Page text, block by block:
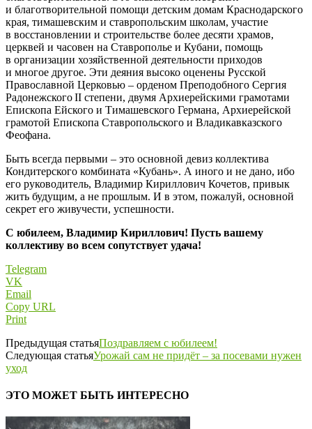
и благотворительной помощи детским домам Краснодарского
края, тимашевским и ставропольским школам, участие
в восстановлении и строительстве более десяти храмов,
церквей и часовен на Ставрополье и Кубани, помощь
в организации хозяйственной деятельности приходов
и многое другое. Эти деяния высоко оценены Русской
Православной Церковью – ​орденом Преподобного Сергия
Радонежского II степени, двумя Архиерейскими грамотами
Епископа Ейского и Тимашевского Германа, Архиерейской
грамотой Епископа Ставропольского и Владикавказского
Феофана.
Быть всегда первыми – ​это основной девиз коллектива
Кондитерского комбината «Кубань». А иного и не дано, ибо
его руководитель, Владимир Кириллович Кочетов, привык
жить будущим, а не прошлым. И в этом, пожалуй, основной
секрет его живучести, успешности.
С юбилеем, Владимир Кириллович! Пусть вашему
коллективу во всем сопутствует удача!
Telegram
VK
Email
Copy URL
Print
Предыдущая статьяПоздравляем с юбилеем!
Следующая статьяУрожай сам не придёт – за посевами нужен
уход
ЭТО МОЖЕТ БЫТЬ ИНТЕРЕСНО